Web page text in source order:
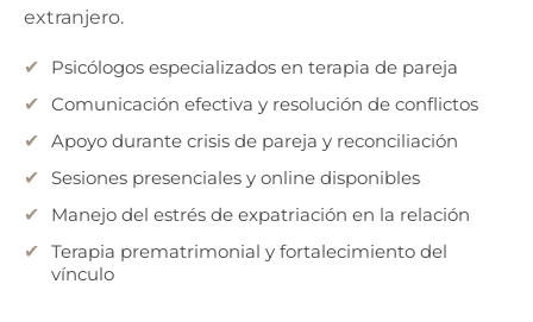
extranjero.
Psicólogos especializados en terapia de pareja
Comunicación efectiva y resolución de conflictos
Apoyo durante crisis de pareja y reconciliación
Sesiones presenciales y online disponibles
Manejo del estrés de expatriación en la relación
Terapia prematrimonial y fortalecimiento del
vínculo